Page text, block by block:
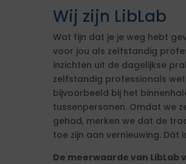
Wij zijn LibLab
Wat fijn dat je je weg hebt
voor jou als zelfstandig
inzichten uit de dagelijkse
zelfstandig professionals
bijvoorbeeld bij het
tussenpersonen. Omdat we
gehad, merken we dat de
toe zijn aan vernieuwing. Dát
De meerwaarde van